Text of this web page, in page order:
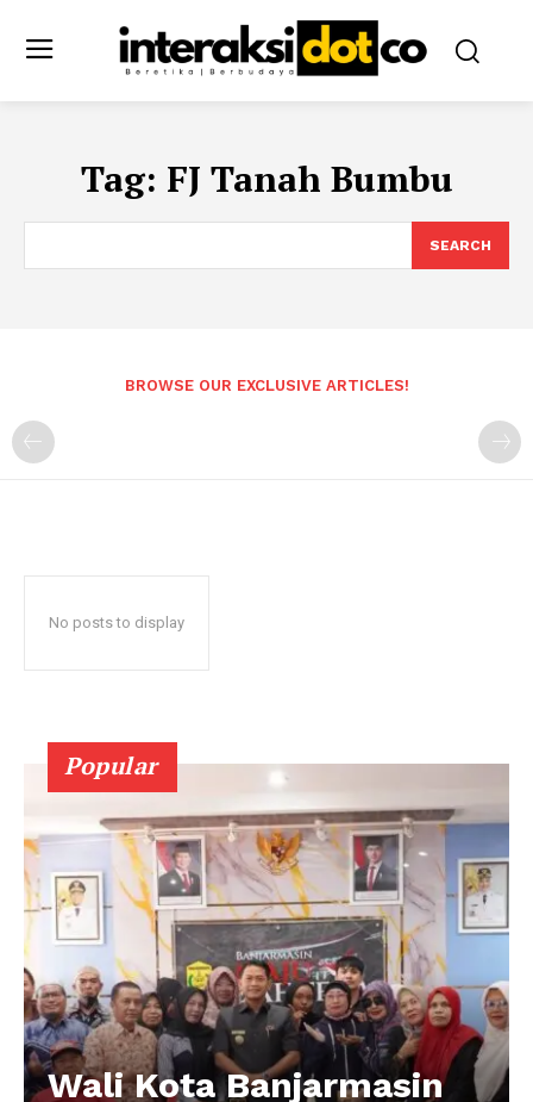
Tag: FJ Tanah Bumbu
SEARCH
BROWSE OUR EXCLUSIVE ARTICLES!
No posts to display
Popular
Wali Kota Banjarmasin